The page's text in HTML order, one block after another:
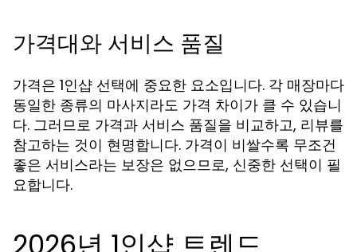
가격대와 서비스 품질
가격은 1인샵 선택에 중요한 요소입니다. 각 매장마다
동일한 종류의 마사지라도 가격 차이가 클 수 있습니
다. 그러므로 가격과 서비스 품질을 비교하고, 리뷰를
참고하는 것이 현명합니다. 가격이 비쌀수록 무조건
좋은 서비스라는 보장은 없으므로, 신중한 선택이 필
요합니다.